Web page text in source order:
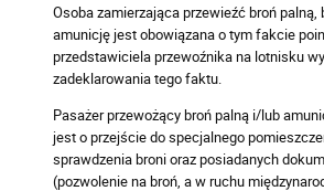
Osoba zamierzająca przewieźć broń palną,
amunicję jest obowiązana o tym fakcie
przedstawiciela przewoźnika na lotnisku
zadeklarowania tego faktu.
Pasażer przewożący broń palną i/lub
jest o przejście do specjalnego
sprawdzenia broni oraz posiadanych
(pozwolenie na broń, a w ruchu